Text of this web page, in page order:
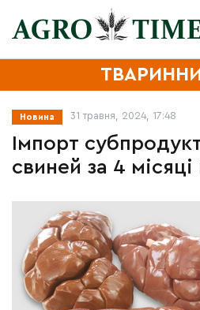
Новина 31 травня, 2024, 17:48
Імпорт
свиней за 4 місяці